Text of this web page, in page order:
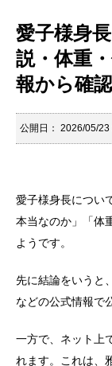
愛子様身
説・体重
報から確認
公開日： 2026/05/23
愛子様身長につい
本当なのか」「体
ようです。
先に結論をいうと
などの公式情報で
一方で、ネット上
れます。これは、